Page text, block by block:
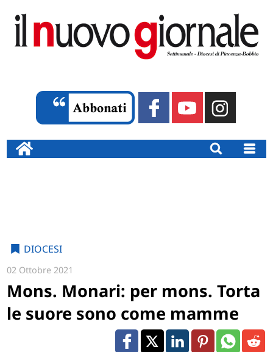
DIOCESI
02 Ottobre 2021
Mons. Monari: per mons. Torta
le suore sono come mamme